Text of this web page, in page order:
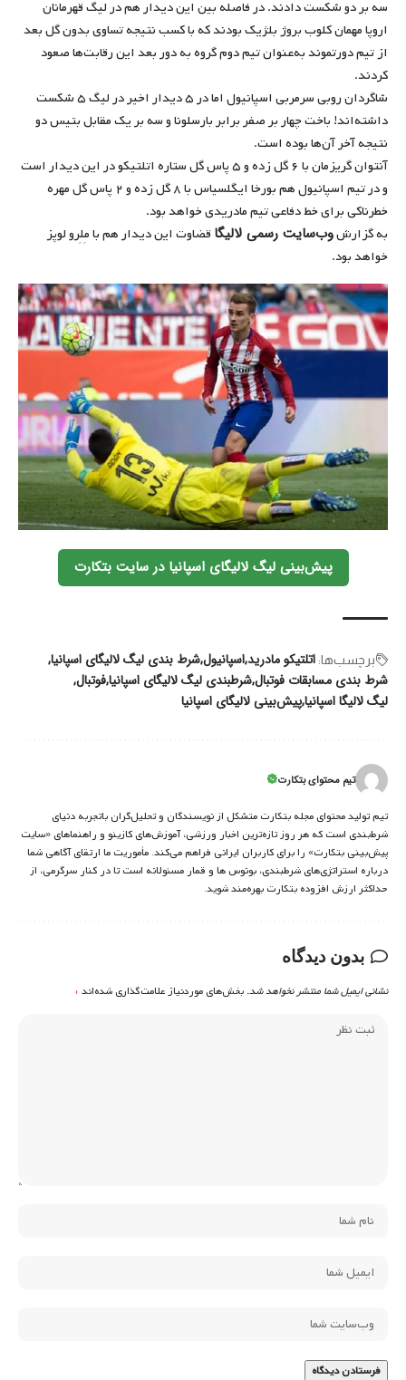
سه بر دو شکست دادند. در فاصله بین این دیدار هم در لیگ قهرمانان
اروپا مهمان کلوب بروژ بلژیک بودند که با کسب نتیجه تساوی بدون گل بعد
از تیم دورتموند به‌عنوان تیم دوم گروه به دور بعد این رقابت‌ها صعود
کردند.
شاگردان روبی سرمربی اسپانیول اما در ۵ دیدار اخیر در لیگ ۵ شکست
داشته‌اند! باخت چهار بر صفر برابر بارسلونا و سه بر یک مقابل بتیس دو
نتیجه آخر آن‌ها بوده است.
آنتوان گریزمان با ۶ گل زده و ۵ پاس گل ستاره اتلتیکو در این دیدار است
و در تیم اسپانیول هم بورخا ایگلسیاس با ۸ گل زده و ۲ پاس گل مهره
خطرناکی برای خط دفاعی تیم مادریدی خواهد بود.
به گزارشوب‌سایت رسمی لالیگا قضاوت این دیدار هم با مِلِرو لوپز
خواهد بود.
پیش‌بینی لیگ لالیگای اسپانیا در سایت بتکارت
برچسب‌‌ها: اتلتیکو مادریداسپانیولشرط بندی لیگ لالیگای اسپانیا
شرط بندی مسابقات فوتبالشرطبندی لیگ لالیگای اسپانیافوتبال
لیگ لالیگا اسپانیاپیش‌بینی لالیگای اسپانیا
تیم محتوای بتکارت
تیم تولید محتوای مجله بتکارت متشکل از نویسندگان و تحلیل‌گران باتجربه دنیای
شرط‌بندی است که هر روز تازه‌ترین اخبار ورزشی، آموزش‌های کازینو و راهنماهای «سایت
پیش‌بینی بتکارت» را برای کاربران ایرانی فراهم می‌کند. مأموریت ما ارتقای آگاهی شما
درباره استراتژی‌های شرطبندی، بونوس ها و قمار مسئولانه است تا در کنار سرگرمی، از
حداکثر ارزش افزوده بتکارت بهره‌مند شوید.
بدون دیدگاه
نشانی ایمیل شما منتشر نخواهد شد. بخش‌های موردنیاز علامت‌گذاری شده‌اند*